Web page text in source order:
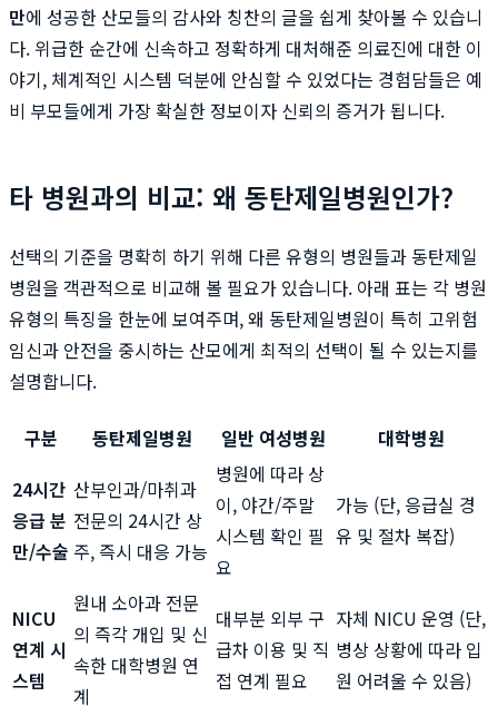
만에 성공한 산모들의 감사와 칭찬의 글을 쉽게 찾아볼 수 있습니
다. 위급한 순간에 신속하고 정확하게 대처해준 의료진에 대한 이
야기, 체계적인 시스템 덕분에 안심할 수 있었다는 경험담들은 예
비 부모들에게 가장 확실한 정보이자 신뢰의 증거가 됩니다.
타 병원과의 비교: 왜 동탄제일병원인가?
선택의 기준을 명확히 하기 위해 다른 유형의 병원들과 동탄제일
병원을 객관적으로 비교해 볼 필요가 있습니다. 아래 표는 각 병원
유형의 특징을 한눈에 보여주며, 왜 동탄제일병원이 특히 고위험
임신과 안전을 중시하는 산모에게 최적의 선택이 될 수 있는지를
설명합니다.
구분 동탄제일병원 일반 여성병원
대학병원
24시간
응급 분
만/수술
산부인과/마취과
전문의 24시간 상
주, 즉시 대응 가능
병원에 따라 상
이, 야간/주말
시스템 확인 필
요
가능 (단, 응급실 경
유 및 절차 복잡)
NICU
연계 시
스템
원내 소아과 전문
의 즉각 개입 및 신
속한 대학병원 연
계
대부분 외부 구
급차 이용 및 직
접 연계 필요
자체 NICU 운영 (단,
병상 상황에 따라 입
원 어려울 수 있음)